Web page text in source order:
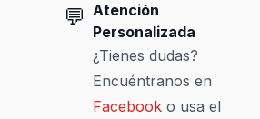
💬 Atención
Personalizada
¿Tienes dudas?
Encuéntranos en
Facebooko usa el